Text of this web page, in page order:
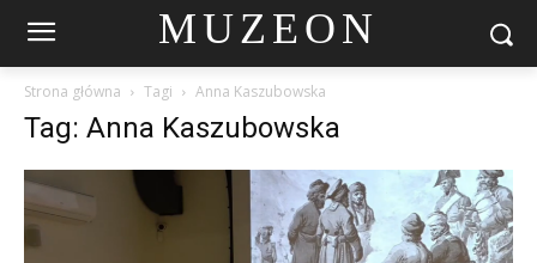
MUZEON
Strona główna Tagi Anna Kaszubowska
Tag: Anna Kaszubowska